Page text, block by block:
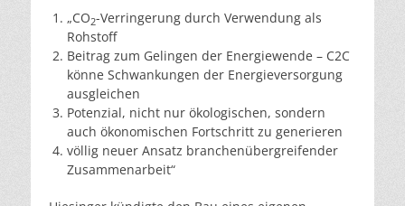
„CO2-Verringerung durch Verwendung als
Rohstoff
Beitrag zum Gelingen der Energiewende – C2C
könne Schwankungen der Energieversorgung
ausgleichen
Potenzial, nicht nur ökologischen, sondern
auch ökonomischen Fortschritt zu generieren
völlig neuer Ansatz branchenübergreifender
Zusammenarbeit“